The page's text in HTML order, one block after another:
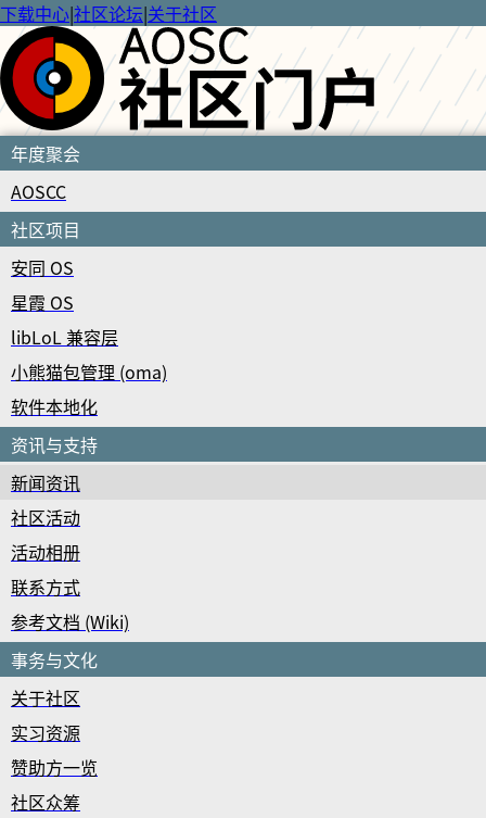
下载中心|社区论坛|关于社区
年度聚会
AOSCC
社区项目
安同 OS
星霞 OS
libLoL 兼容层
小熊猫包管理 (oma)
软件本地化
资讯与支持
新闻资讯
社区活动
活动相册
联系方式
参考文档 (Wiki)
事务与文化
关于社区
实习资源
赞助方一览
社区众筹